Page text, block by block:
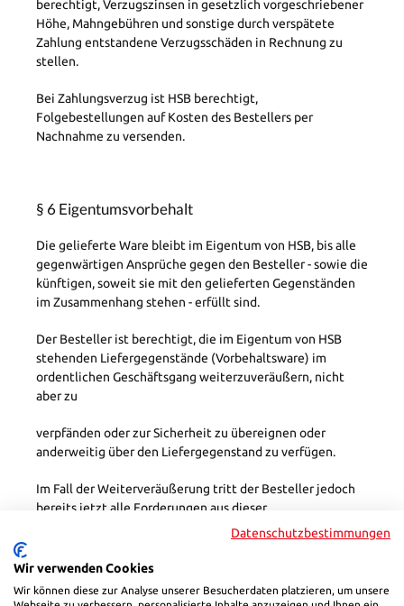
berechtigt, Verzugszinsen in gesetzlich vorgeschriebener
Höhe, Mahngebühren und sonstige durch verspätete
Zahlung entstandene Verzugsschäden in Rechnung zu
stellen.
Bei Zahlungsverzug ist HSB berechtigt,
Folgebestellungen auf Kosten des Bestellers per
Nachnahme zu versenden.
§ 6 Eigentumsvorbehalt
Die gelieferte Ware bleibt im Eigentum von HSB, bis alle
gegenwärtigen Ansprüche gegen den Besteller - sowie die
künftigen, soweit sie mit den gelieferten Gegenständen
im Zusammenhang stehen - erfüllt sind.
Der Besteller ist berechtigt, die im Eigentum von HSB
stehenden Liefergegenstände (Vorbehaltsware) im
ordentlichen Geschäftsgang weiterzuveräußern, nicht
aber zu
verpfänden oder zur Sicherheit zu übereignen oder
anderweitig über den Liefergegenstand zu verfügen.
Im Fall der Weiterveräußerung tritt der Besteller jedoch
bereits jetzt alle Forderungen aus dieser
Weiterveräußerung an HSB ab, und zwar gleichgültig, ob
weiterveräußert wird oder ob sie mit einem Grundstück
oder mit beweglichen Sachen verbunden wird oder nicht.
Wird die Vorbehaltsware nach Verarbeitung oder
Datenschutzbestimmungen
Wir verwenden Cookies
Wir können diese zur Analyse unserer Besucherdaten platzieren, um unsere